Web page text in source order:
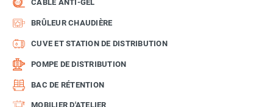
CÂBLE ANTI-GEL
BRÛLEUR CHAUDIÈRE
CUVE ET STATION DE DISTRIBUTION
POMPE DE DISTRIBUTION
BAC DE RÉTENTION
MOBILIER D'ATELIER